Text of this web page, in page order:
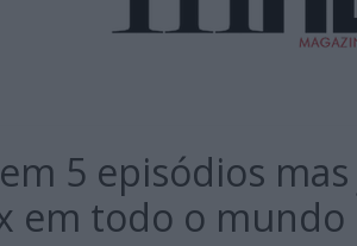
5 episódios mas
em todo o mundo